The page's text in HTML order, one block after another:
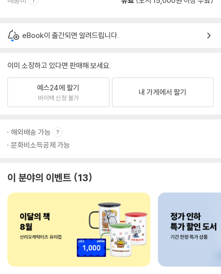
eBook이 출간되면 알려드립니다.
이미 소장하고 있다면 판매해 보세요.
예스24에 팔기
바이백 신청 불가
내 가게에서 팔기
해외배송 가능
문화비소득공제 가능
이 분야의 이벤트 13